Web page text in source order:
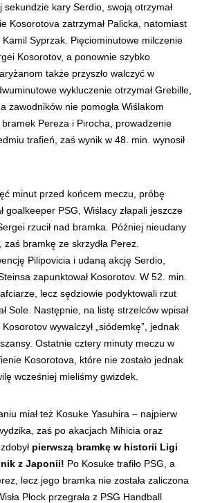
kary Serdio, swoją otrzymał
Kosorotova zatrzymał Palicka, natomiast
Kamil Syprzak. Pięciominutowe milczenie
Kosorotov, a ponownie szybko
także przyszło walczyć w
wykluczenie otrzymał Grebille,
zawodników nie pomogła Wiślakom
Pereza i Pirocha, prowadzenie
trafień, zaś wynik w 48. min. wynosił
minut przed końcem meczu, próbę
goalkeeper PSG, Wiślacy złapali jeszcze
rzucił nad bramka. Później nieudany
zaś bramkę ze skrzydła Perez.
Pilipovicia i udaną akcję Serdio,
zapunktował Kosorotov. W 52. min.
lecz sędziowie podyktowali rzut
Sole. Następnie, na listę strzelców wpisał
wywalczył „siódemkę”, jednak
Ostatnie cztery minuty meczu w
Kosorotova, które nie zostało jednak
wcześniej mieliśmy gwizdek.
miał też Kosuke Yasuhira – najpierw
zaś po akacjach Mihicia oraz
pierwszą bramkę w historii Ligi
z Japonii! Po Kosuke trafiło PSG, a
lecz jego bramka nie została zaliczona
Płock przegrała z PSG Handball